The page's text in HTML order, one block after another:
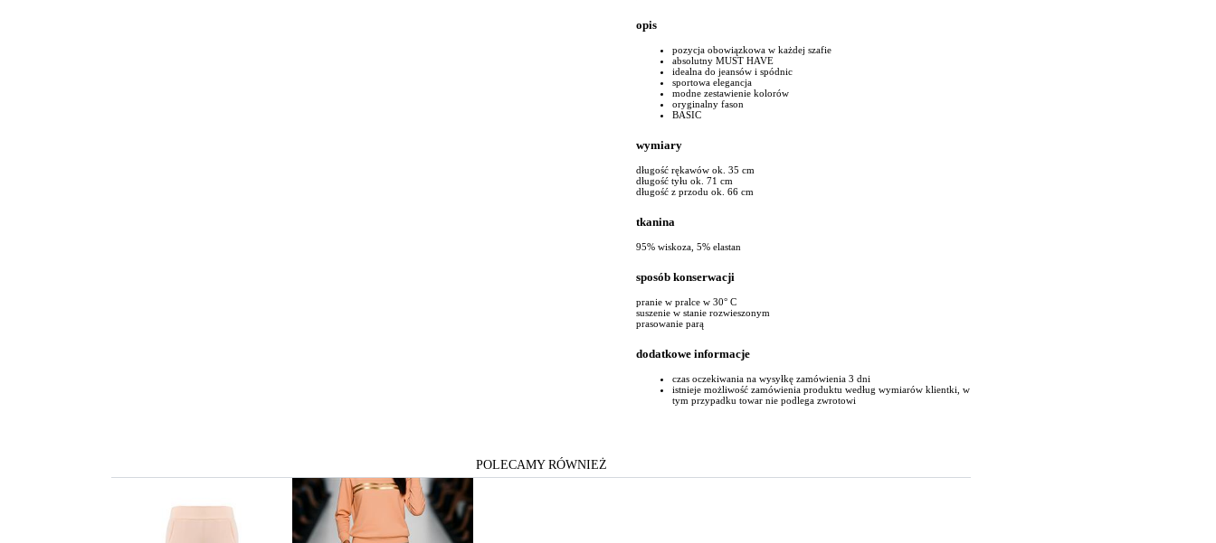
opis
pozycja obowiązkowa w każdej szafie
absolutny MUST HAVE
idealna do jeansów i spódnic
sportowa elegancja
modne zestawienie kolorów
oryginalny fason
BASIC
wymiary
długość rękawów ok. 35 cm
długość tyłu ok. 71 cm
długość z przodu ok. 66 cm
tkanina
95% wiskoza, 5% elastan
sposób konserwacji
pranie w pralce w 30° C
suszenie w stanie rozwieszonym
prasowanie parą
dodatkowe informacje
czas oczekiwania na wysyłkę zamówienia 3 dni
istnieje możliwość zamówienia produktu według wymiarów klientki, w
tym przypadku towar nie podlega zwrotowi
POLECAMY RÓWNIEŻ